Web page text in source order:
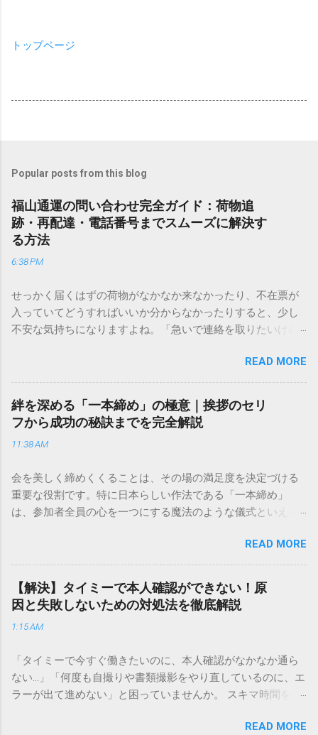
トップページ
Popular posts from this blog
福山通運の問い合わせ完全ガイド：荷物追
跡・再配達・電話番号までスムーズに解決す
る方法
6:38 PM
せっかく届くはずの荷物がなかなか来なかったり、不在票が
入っていてどうすればいいか分からなかったりすると、少し
不安な気持ちになりますよね。「急いで連絡を取りたいけれ
きできる？」といった疑問を抱える方も多いはずです。 福山
通運は企業間物流のイメージが強いかもしれませんが、個人
向けの宅配サービスも非常に充実しています。大切なのは、
目的に合わせた適切な連絡先を選ぶことです。この記事で
は、荷物の追跡確認から営業所への電話連絡、再配達の依頼
手順まで、初めての方でも迷わずに解決できる方法を詳しく
本全国に広範なネットワークを持つ大手運送会社です。特に
重量物や大型の荷物、そして企業間の輸送において圧倒的な
実績を誇ります。 個人で利用する場合、他の宅配業者と少し
いう特徴があります。地域に密着した各拠点が配送をコント
ロールしているため、現場の状況に合わせた柔軟な相談がし
やすいのがメリットです。まずは、今抱えている悩みがどの
サービスで解決できるかを確認していきましょう。 1. 荷物の
るのが最も効率的です。現在の荷物がいったいどこにあるの
か、いつ届く予定なのかは、お手元の番号一つで判明しま
す。 伝票番号（お問い合わせ番号）を準備する : 送り状（伝
票）の控えに記載されている、数字の並びを確認してくださ
い。これが荷物の識別番号になります。 確認できる内容 : 集
READ MORE
絆を深める「一本締め」の極意｜挨拶のセリ
フから成功の秘訣までを完全解説
11:38 AM
会を美しく締めくくることは、その場の満足度を決定づける
重要な役割です。特に日本らしい作法である「一本締め」
は、参加者全員の心を一つにする魔法のような儀式といえる
「手拍子のリズムに自信がない」と不安を感じる方も多いは
ずです。この記事では、ビジネスからカジュアルな集まりま
で、どのような場面でも堂々と立ち振る舞えるための「一本
締め」の作法を、基礎知識から具体的なセリフ例まで丁寧に
解説します。 一本締めとは？その本質と効果 一本締めは、単
に手を叩いて終わらせる作業ではありません。その時間、そ
て刻み込む伝統的な儀礼です。 一本締めがもたらすポジティ
ブな効果 一体感の創出 参加者全員が一斉に同じリズムを刻む
ことで、集団としての連帯感が生まれます。 心地よい終幕
READ MORE
【解決】タイミーで本人確認ができない！原
因と失敗しないための対処法を徹底解説
1:15 AM
「タイミーで今すぐ働きたいのに、本人確認がなかなか通ら
ない…」「何度も自撮りや書類撮影をやり直しているのに、エ
ラーが出て進めない」と困っていませんか。 スキマ時間を有
賢い働き方に欠かせないツールです。しかし、その最初の壁
READ MORE